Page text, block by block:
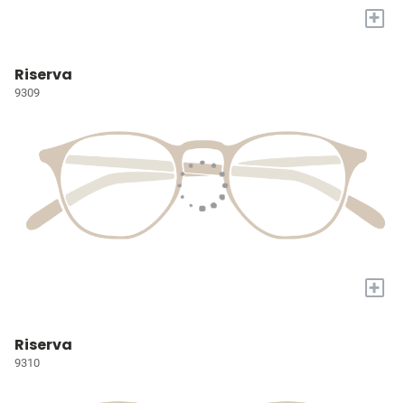
+
Riserva
9309
+
Riserva
9310